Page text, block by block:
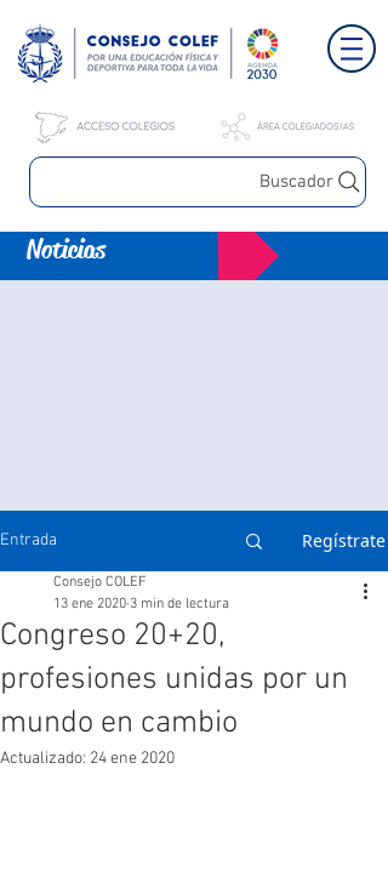
Buscador
Noticias
Entrada Regístrate
Congreso 20+20,
profesiones unidas por un
mundo en cambio
Consejo COLEF
13 ene 2020 3 min de lectura
Actualizado: 24 ene 2020